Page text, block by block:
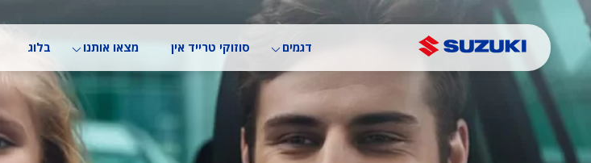
דילוג
לתוכן
העיקרי
דגמים סוזוקי טרייד אין מצאו אותנו בלוג